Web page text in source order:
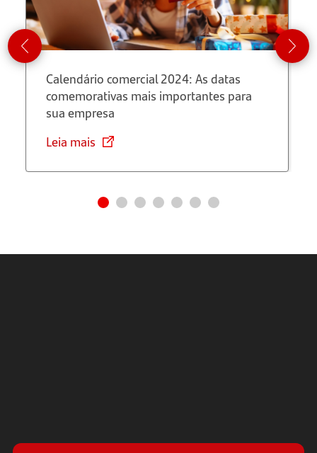
Calendário comercial 2024: As datas
comemorativas mais importantes para
sua empresa
Leia mais